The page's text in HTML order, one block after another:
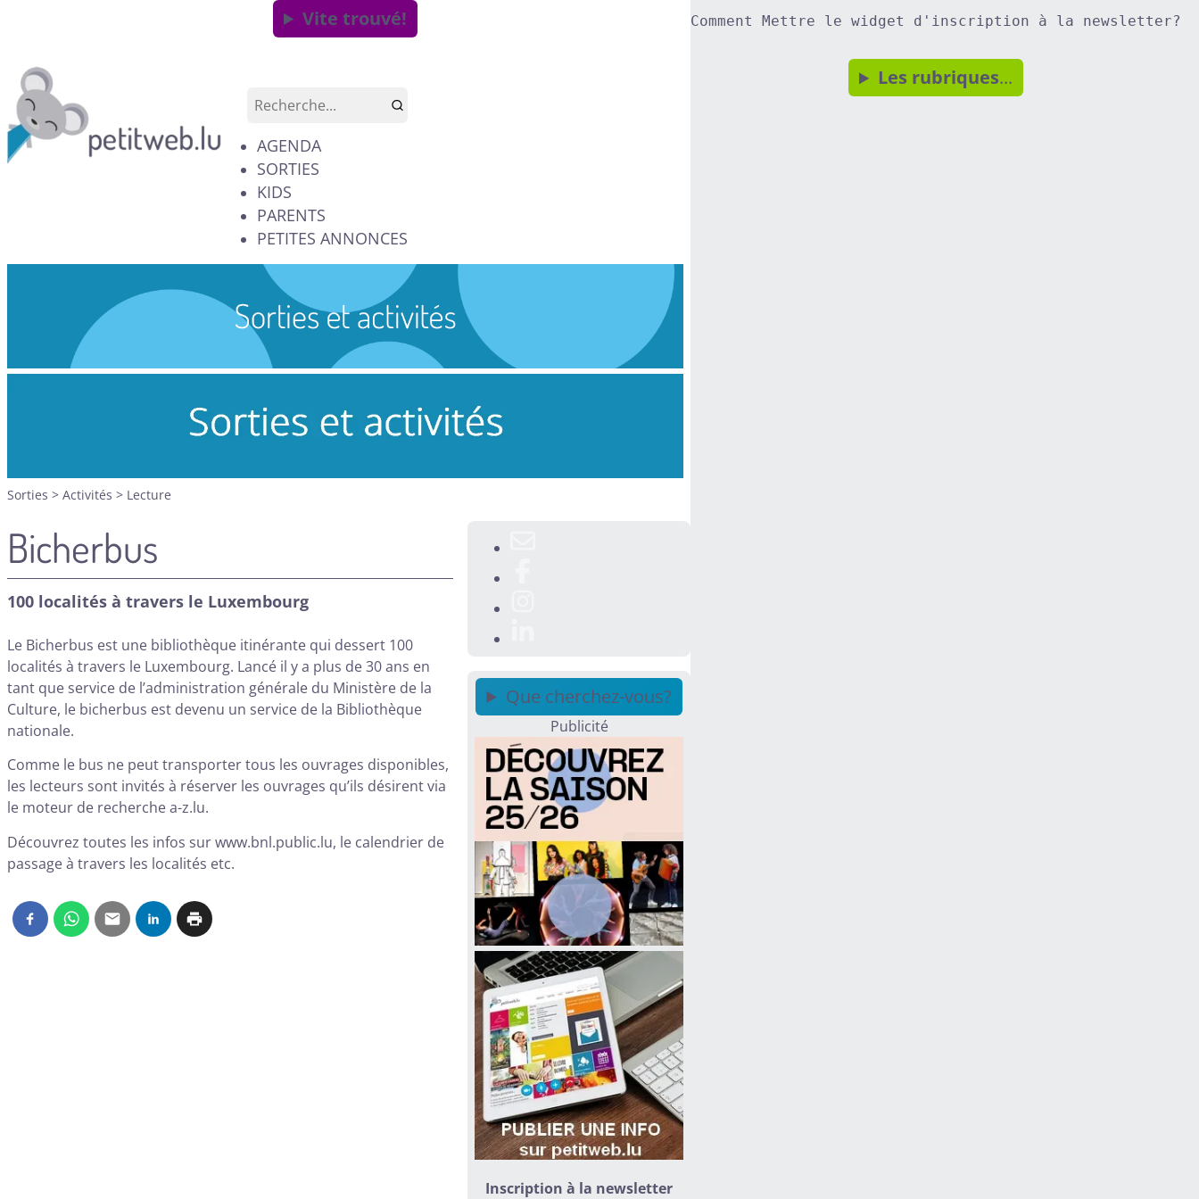
Vite trouvé!
AGENDA
SORTIES
KIDS
PARENTS
PETITES ANNONCES
Sorties > Activités > Lecture
Bicherbus
100 localités à travers le Luxembourg
Le Bicherbus est une bibliothèque itinérante qui dessert 100
localités à travers le Luxembourg. Lancé il y a plus de 30 ans en
tant que service de l’administration générale du Ministère de la
Culture, le bicherbus est devenu un service de la Bibliothèque
nationale.
Comme le bus ne peut transporter tous les ouvrages disponibles,
les lecteurs sont invités à réserver les ouvrages qu’ils désirent via
le moteur de recherchea-z.lu.
Découvrez toutes les infos surwww.bnl.public.lu, le calendrier de
passage à travers les localités etc.
Que cherchez-vous?
Publicité
Inscription à la newsletter
Comment Mettre le widget d'inscription à la newsletter?
Les rubriques...